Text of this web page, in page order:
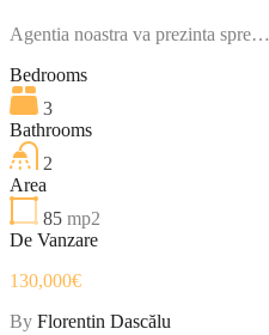
Agentia noastra va prezinta spre…
Bedrooms
3
Bathrooms
2
Area
85 mp2
De Vanzare
130,000€
By Florentin Dascălu